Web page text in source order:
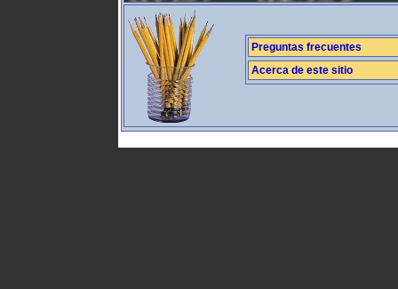
Preguntas frecuentes
Acerca de este sitio